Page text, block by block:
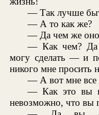
— Так лучше
— А то как же?
— Да чем же
— Как чем? Да
могу сделать — и
никого мне просить
— А вот мне все
— Как это вы
невозможно, что вы